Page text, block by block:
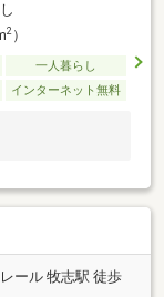
2）
一人暮らし
インターネット無料
ール 牧志駅 徒歩